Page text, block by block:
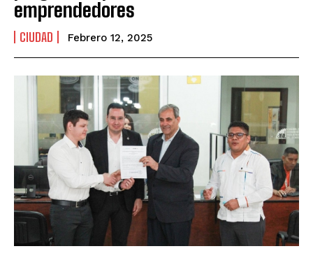
emprendedores
CIUDAD Febrero 12, 2025